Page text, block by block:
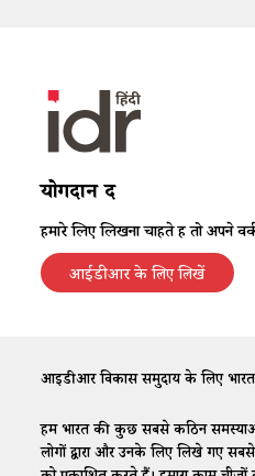
योगदान दें
हमारे लिए लिखना चाहते हैं तो अपने
आईडीआर के लिए लिखें
आईडीआर विकास समुदाय के लिए भारत
हम भारत की कुछ सबसे कठिन
लोगों द्वारा और उनके लिए लिखे गए